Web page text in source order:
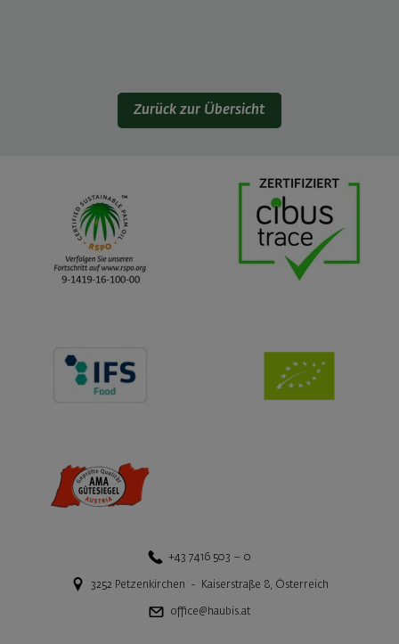
Zurück zur Übersicht
+43 7416 503 – 0
3252 Petzenkirchen - Kaiserstraße 8, Österreich
office@haubis.at